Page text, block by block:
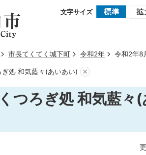
文字サイズ
市長てくてく城下町 令和2年 令和2年8
処 和気藍々(あいあい)
つろぎ処 和気藍々(